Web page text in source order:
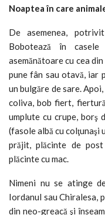
Noaptea în care
De asemenea,
Bobotează în
asemănătoare cu cea
pune fân sau otavă, iar
un bulgăre de sare.
coliva, bob fiert,
umplute cu crupe, borş
(fasole albă cu colţunaşi
prăjit, plăcinte de
plăcinte cu mac.
Nimeni nu se atinge
Iordanul sau Chiralesa,
din neo-greacă şi